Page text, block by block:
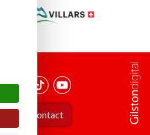
Contact